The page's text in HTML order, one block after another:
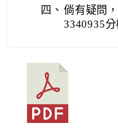
四、 倘有疑問
3340935分